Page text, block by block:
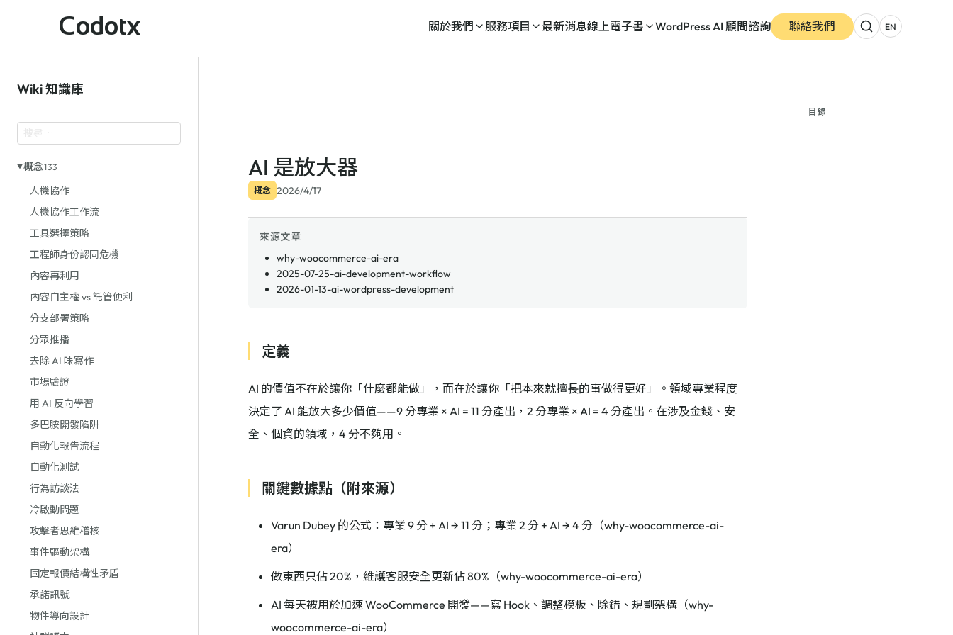
Codotx 關於我們 服務項目 最新消息線上電子書 WordPress AI 顧問諮詢 聯絡我們 EN
Wiki 知識庫
概念133
人機協作
人機協作工作流
工具選擇策略
工程師身份認同危機
內容再利用
內容自主權 vs 託管便利
分支部署策略
分眾推播
去除 AI 味寫作
市場驗證
用 AI 反向學習
多巴胺開發陷阱
自動化報告流程
自動化測試
行為訪談法
冷啟動問題
攻擊者思維稽核
事件驅動架構
固定報價結構性矛盾
承諾訊號
物件導向設計
AI 是放大器
概念 2026/4/17
來源文章
why-woocommerce-ai-era
2025-07-25-ai-development-workflow
2026-01-13-ai-wordpress-development
定義
AI 的價值不在於讓你「什麼都能做」，而在於讓你「把本來就擅長的事做得更好」。領域專業程度
決定了 AI 能放大多少價值——9 分專業 × AI = 11 分產出，2 分專業 × AI = 4 分產出。在涉及金錢、安
全、個資的領域，4 分不夠用。
關鍵數據點（附來源）
Varun Dubey 的公式：專業 9 分 + AI → 11 分；專業 2 分 + AI → 4 分（why-woocommerce-ai-
era）
做東西只佔 20%，維護客服安全更新佔 80%（why-woocommerce-ai-era）
AI 每天被用於加速 WooCommerce 開發——寫 Hook、調整模板、除錯、規劃架構（why-
woocommerce-ai-era）
目錄